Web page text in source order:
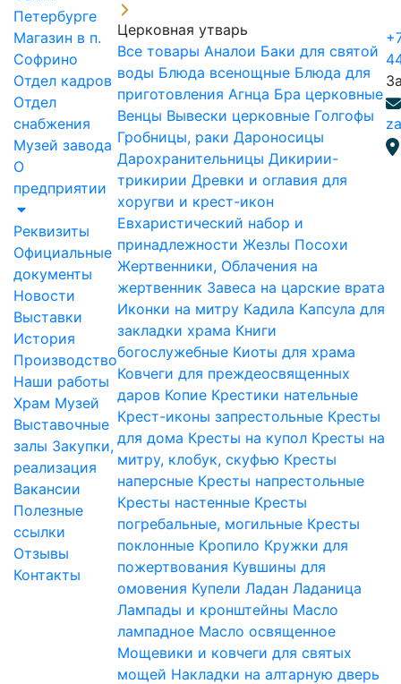
Петербурге
Магазин в п.
Софрино
Отдел кадров
Отдел
снабжения
Музей завода
О
предприятии
Реквизиты
Официальные
документы
Новости
Выставки
История
Производство
Наши работы
Храм Музей
Выставочные
залы Закупки,
реализация
Вакансии
Полезные
ссылки
Отзывы
Контакты
Церковная утварь
Все товары Аналои Баки для святой
воды Блюда всенощные Блюда для
приготовления Агнца Бра церковные
Венцы Вывески церковные Голгофы
Гробницы, раки Дароносицы
Дарохранительницы Дикирии-
трикирии Древки и оглавия для
хоругви и крест-икон
Евхаристический набор и
принадлежности Жезлы Посохи
Жертвенники, Облачения на
жертвенник Завеса на царские врата
Иконки на митру Кадила Капсула для
закладки храма Книги
богослужебные Киоты для храма
Ковчеги для преждеосвященных
даров Копие Крестики нательные
Крест-иконы запрестольные Кресты
для дома Кресты на купол Кресты на
митру, клобук, скуфью Кресты
наперсные Кресты напрестольные
Кресты настенные Кресты
погребальные, могильные Кресты
поклонные Кропило Кружки для
пожертвования Кувшины для
омовения Купели Ладан Ладаница
Лампады и кронштейны Масло
лампадное Масло освященное
Мощевики и ковчеги для святых
мощей Накладки на алтарную дверь